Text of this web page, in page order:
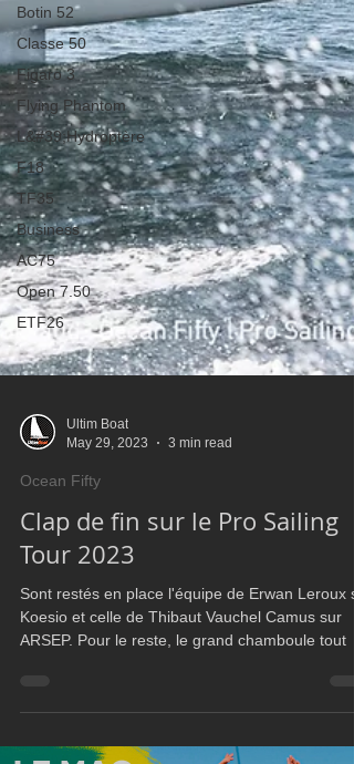
Botin 52
Classe 50
Figaro 3
Flying Phantom
L&#39;Hydroptère
F18
TF35
Business
AC75
Open 7.50
ETF26
May 29, 2023
Ocean Fifty
Clap de fin sur le Pro Sailing
Tour 2023
Koesio et celle de Thibaut Vauchel Camus sur